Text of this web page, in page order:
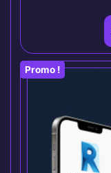
Promo !